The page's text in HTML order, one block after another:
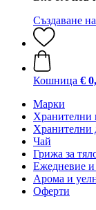
Създаване
Кошница €
Марки
Хранителни
Хранителни
Чай
Грижа за
Ежедневие
Арома и
Оферти